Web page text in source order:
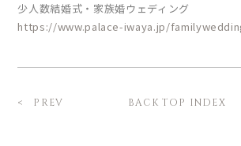
少人数結婚式・家族婚ウェディング
https://www.palace-iwaya.jp/
PREV BACK TOP INDEX